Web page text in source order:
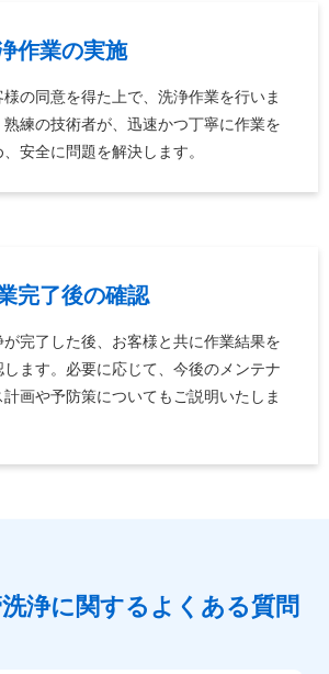
作業の実施
様の同意を得た上で、洗浄作業を行いま
熟練の技術者が、迅速かつ丁寧に作業を
、安全に問題を解決します。
完了後の確認
が完了した後、お客様と共に作業結果を
します。必要に応じて、今後のメンテナ
計画や予防策についてもご説明いたしま
浄に関するよくある質問